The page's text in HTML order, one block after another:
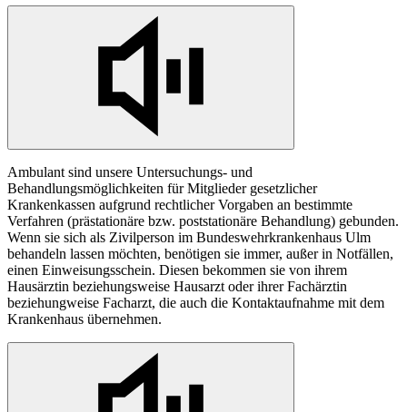
Ambulant sind unsere Untersuchungs- und
Behandlungsmöglichkeiten für Mitglieder gesetzlicher
Krankenkassen aufgrund rechtlicher Vorgaben an bestimmte
Verfahren (prästationäre bzw. poststationäre Behandlung) gebunden.
Wenn sie sich als Zivilperson im Bundeswehrkrankenhaus Ulm
behandeln lassen möchten, benötigen sie immer, außerin Notfällen,
einen Einweisungsschein. Diesen bekommen sie von ihrem
Hausärztin beziehungsweise Hausarzt oder ihrer Fachärztin
beziehungweise Facharzt, die auch die Kontaktaufnahme mit dem
Krankenhaus übernehmen.